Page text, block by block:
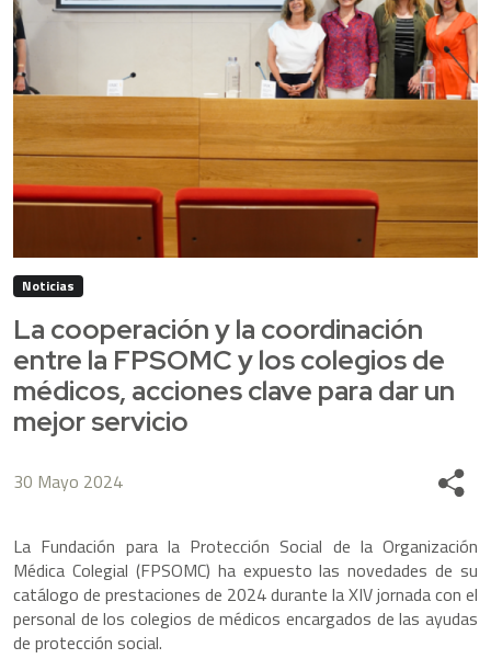
Noticias
La cooperación y la coordinación
entre la FPSOMC y los colegios de
médicos, acciones clave para dar un
mejor servicio
30 Mayo 2024 Share
La Fundación para la Protección Social de la Organización
Médica Colegial (FPSOMC) ha expuesto las novedades de su
catálogo de prestaciones de 2024 durante la XIV jornada con el
personal de los colegios de médicos encargados de las ayudas
de protección social.